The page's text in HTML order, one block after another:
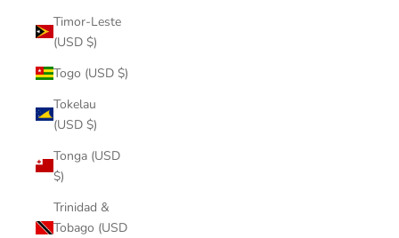
Timor-Leste
(USD $)
Togo (USD $)
Tokelau
(USD $)
Tonga (USD
$)
Trinidad &
Tobago (USD